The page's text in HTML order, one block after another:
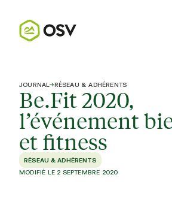
JOURNAL→RÉSEAU & ADHÉRENTS
Be.Fit 2020,
l’événement
et fitness
RÉSEAU & ADHÉRENTS
MODIFIÉ LE 2 SEPTEMBRE 2020